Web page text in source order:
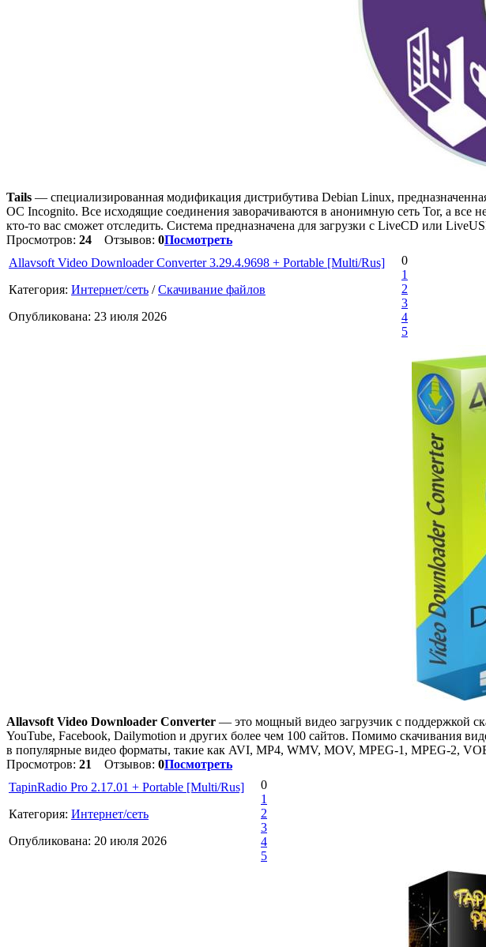
Tails — специализированная модификация дистрибутива Debian Linux,
ОС Incognito. Все исходящие соединения заворачиваются в анонимную сеть Tor, а все
кто-то вас сможет отследить. Система предназначена для загрузки с LiveCD или
Просмотров: 24 Отзывов: 0Посмотреть
Allavsoft Video Downloader Converter 3.29.4.9698 + Portable [Multi/Rus]
Категория: Интернет/сеть /Скачивание файлов
Опубликована: 23 июля 2026
0
1
2
3
4
5
Allavsoft Video Downloader Converter — это мощный видео загрузчик с поддержкой
YouTube, Facebook, Dailymotion и других более чем 100 сайтов. Помимо скачивания
в популярные видео форматы, такие как AVI, MP4, WMV, MOV, MPEG-1, MPEG-2,
Просмотров: 21 Отзывов: 0Посмотреть
TapinRadio Pro 2.17.01 + Portable [Multi/Rus]
Категория: Интернет/сеть
Опубликована: 20 июля 2026
0
1
2
3
4
5